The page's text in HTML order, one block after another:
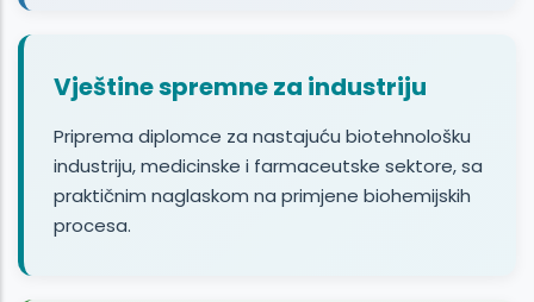
Vještine spremne za industriju
Priprema diplomce za nastajuću biotehnološku
industriju, medicinske i farmaceutske sektore, sa
praktičnim naglaskom na primjene biohemijskih
procesa.